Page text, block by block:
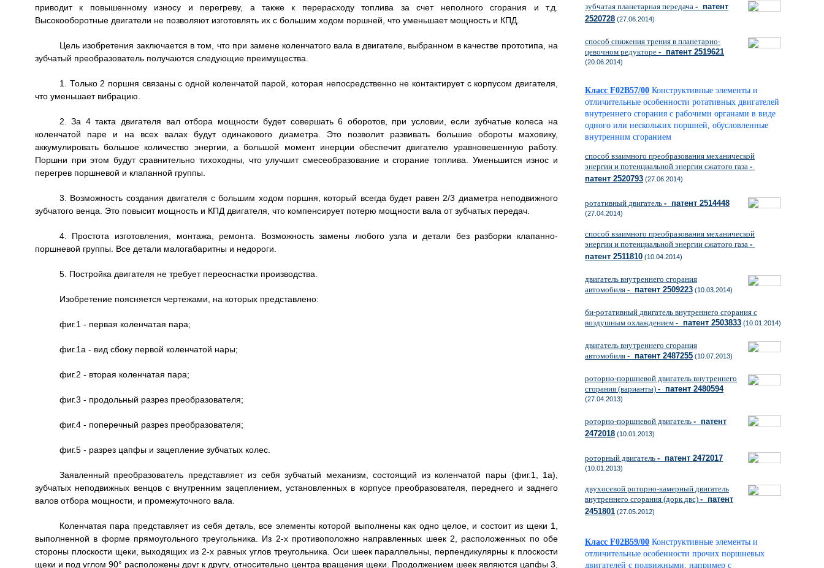
приводит к повышенному износу и перегреву, а также к перерасходу топлива за счет неполного сгорания и т.д.
Высокооборотные двигатели не позволяют изготовлять их с большим ходом поршней, что уменьшает мощность и КПД.
Цель изобретения заключается в том, что при замене коленчатого вала в двигателе, выбранном в качестве прототипа, на
зубчатый преобразователь получаются следующие преимущества.
1. Только 2 поршня связаны с одной коленчатой парой, которая непосредственно не контактирует с корпусом двигателя,
что уменьшает вибрацию.
2. За 4 такта двигателя вал отбора мощности будет совершать 6 оборотов, при условии, если зубчатые колеса на
коленчатой паре и на всех валах будут одинакового диаметра. Это позволит развивать большие обороты маховику,
аккумулировать большое количество энергии, а большой момент инерции обеспечит двигателю уравновешенную работу.
Поршни при этом будут сравнительно тихоходны, что улучшит смесеобразование и сгорание топлива. Уменьшится износ и
перегрев поршневой и клапанной группы.
3. Возможность создания двигателя с большим ходом поршня, который всегда будет равен 2/3 диаметра неподвижного
зубчатого венца. Это повысит мощность и КПД двигателя, что компенсирует потерю мощности вала от зубчатых передач.
4. Простота изготовления, монтажа, ремонта. Возможность замены любого узла и детали без разборки клапанно-
поршневой группы. Все детали малогабаритны и недороги.
5. Постройка двигателя не требует переоснастки производства.
Изобретение поясняется чертежами, на которых представлено:
фиг.1 - первая коленчатая пара;
фиг.1a - вид сбоку первой коленчатой нары;
фиг.2 - вторая коленчатая пара;
фиг.3 - продольный разрез преобразователя;
фиг.4 - поперечный разрез преобразователя;
фиг.5 - разрез цапфы и зацепление зубчатых колес.
Заявленный преобразователь представляет из себя зубчатый механизм, состоящий из коленчатой пары (фиг.1, 1а),
зубчатых неподвижных венцов с внутренним зацеплением, установленных в корпусе преобразователя, переднего и заднего
валов отбора мощности, и промежуточного вала.
Коленчатая пара представляет из себя деталь, все элементы которой выполнены как одно целое, и состоит из щеки 1,
выполненной в форме прямоугольного треугольника. Из 2-х противоположно направленных шеек 2, расположенных по обе
стороны плоскости щеки, выходящих из 2-х равных углов треугольника. Оси шеек параллельны, перпендикулярны к плоскости
щеки и под углом 90° расположены друг к другу, относительно центра вращения щеки. Продолжением шеек являются цапфы 3,
зубчатая планетарная передача - патент
2520728 (27.06.2014)
способ снижения трения в планетарно-
цевочном редукторе - патент 2519621
(20.06.2014)
Класс F02B57/00 Конструктивные элементы и
отличительные особенности ротативных двигателей
внутреннего сгорания с рабочими органами в виде
одного или нескольких поршней, обусловленные
внутренним сгоранием
способ взаимного преобразования механической
энергии и потенциальной энергии сжатого газа -
патент 2520793 (27.06.2014)
ротативный двигатель - патент 2514448
(27.04.2014)
способ взаимного преобразования механической
энергии и потенциальной энергии сжатого газа -
патент 2511810 (10.04.2014)
двигатель внутреннего сгорания
автомобиля - патент 2509223 (10.03.2014)
би-ротативный двигатель внутреннего сгорания с
воздушным охлаждением - патент 2503833 (10.01.2014)
двигатель внутреннего сгорания
автомобиля - патент 2487255 (10.07.2013)
роторно-поршневой двигатель внутреннего
сгорания (варианты) - патент 2480594
(27.04.2013)
роторно-поршневой двигатель - патент
2472018 (10.01.2013)
роторный двигатель - патент 2472017
(10.01.2013)
двухосевой роторно-камерный двигатель
внутреннего сгорания (дорк двс) - патент
2451801 (27.05.2012)
Класс F02B59/00 Конструктивные элементы и
отличительные особенности прочих поршневых
двигателей с подвижными, например с